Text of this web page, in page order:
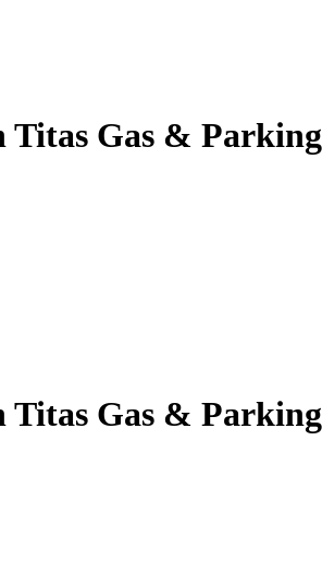
Titas Gas & Parking
Titas Gas & Parking